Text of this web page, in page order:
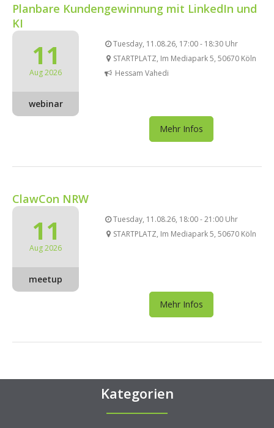
Planbare Kundengewinnung mit LinkedIn und
KI
11
Aug 2026
webinar
Tuesday, 11.08.26, 17:00 - 18:30 Uhr
STARTPLATZ, Im Mediapark 5, 50670 Köln
Hessam Vahedi
Mehr Infos
ClawCon NRW
11
Aug 2026
meetup
Tuesday, 11.08.26, 18:00 - 21:00 Uhr
STARTPLATZ, Im Mediapark 5, 50670 Köln
Mehr Infos
Kategorien